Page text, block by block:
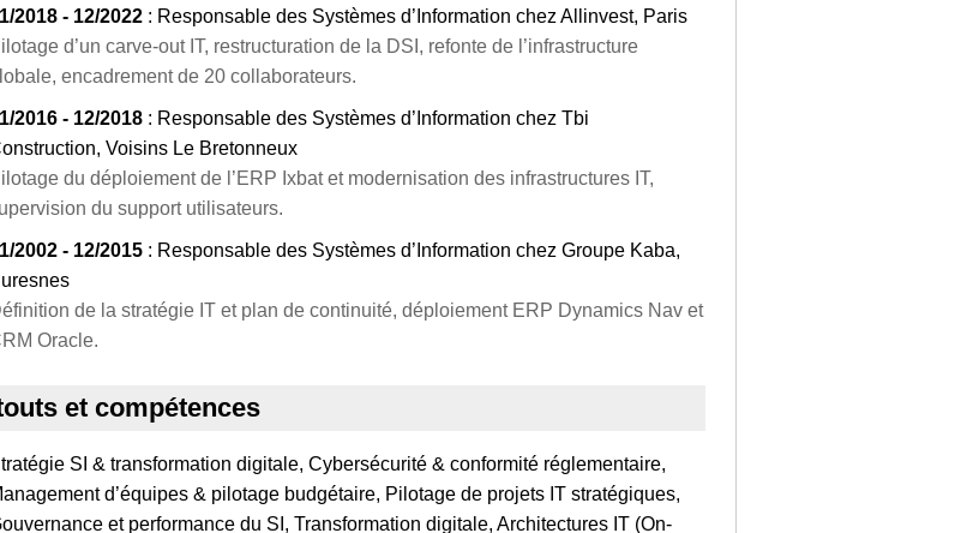
2018 - 12/2022 : Responsable des Systèmes d’Information chez Allinvest, Paris
d’un carve-out IT, restructuration de la DSI, refonte de l’infrastructure
encadrement de 20 collaborateurs.
2016 - 12/2018 : Responsable des Systèmes d’Information chez Tbi
Voisins Le Bretonneux
du déploiement de l’ERP Ixbat et modernisation des infrastructures IT,
du support utilisateurs.
2002 - 12/2015 : Responsable des Systèmes d’Information chez Groupe Kaba,
de la stratégie IT et plan de continuité, déploiement ERP Dynamics Nav et
Oracle.
et compétences
SI & transformation digitale, Cybersécurité & conformité réglementaire,
d’équipes & pilotage budgétaire, Pilotage de projets IT stratégiques,
et performance du SI, Transformation digitale, Architectures IT (On-